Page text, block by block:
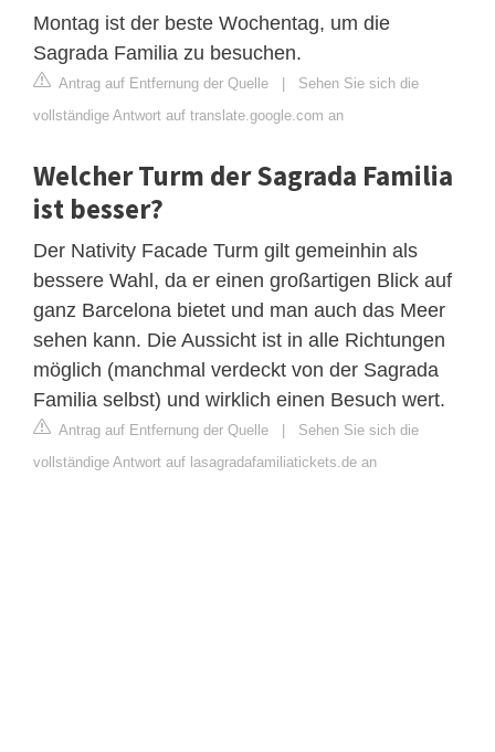
Montag ist der beste Wochentag, um die
Sagrada Familia zu besuchen.
Antrag auf Entfernung der Quelle | Sehen Sie sich die
vollständige Antwort auf translate.google.com an
Welcher Turm der Sagrada Familia
ist besser?
Der Nativity Facade Turm gilt gemeinhin als
bessere Wahl, da er einen großartigen Blick auf
ganz Barcelona bietet und man auch das Meer
sehen kann. Die Aussicht ist in alle Richtungen
möglich (manchmal verdeckt von der Sagrada
Familia selbst) und wirklich einen Besuch wert.
Antrag auf Entfernung der Quelle | Sehen Sie sich die
vollständige Antwort auf lasagradafamiliatickets.de an